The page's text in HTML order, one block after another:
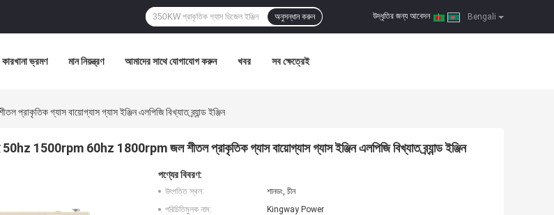
Bengali
উদ্ধৃতির জন্য আবেদন |
অনুসন্ধান করুন
কারখানা ভ্রমণ মান নিয়ন্ত্রণ আমাদের সাথে যোগাযোগ করুন খবর সব ক্ষেত্রেই
গ্যাস বায়োগ্যাস গ্যাস ইঞ্জিন এলপিজি বিখ্যাত ব্র্যান্ড ইঞ্জিন
1500rpm 60hz 1800rpm জল শীতল প্রাকৃতিক গ্যাস বায়োগ্যাস গ্যাস ইঞ্জিন এলপিজি বিখ্যাত ব্র্যান্ড ইঞ্জিন
পণ্যের বিবরণ:
উৎপত্তি স্থল:
শানডং, চীন
পরিচিতিমুলক নাম:
Kingway Power